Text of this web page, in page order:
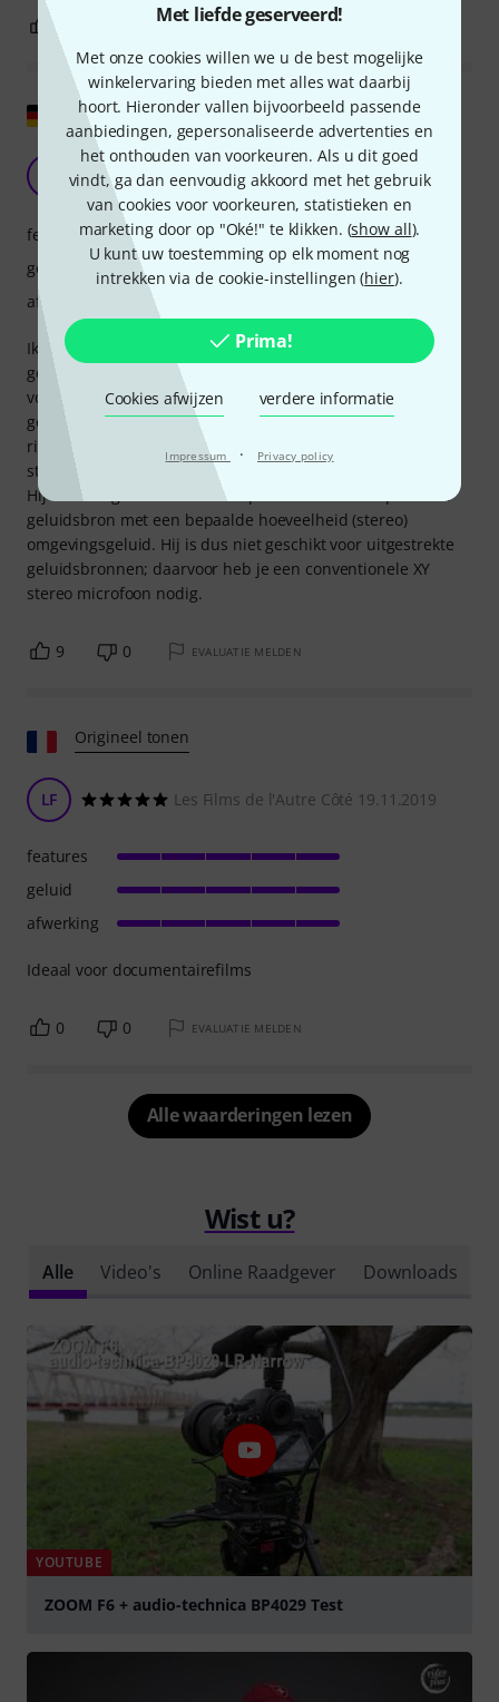
Met liefde geserveerd!
Met onze cookies willen we u de best mogelijke
winkelervaring bieden met alles wat daarbij
hoort. Hieronder vallen bijvoorbeeld passende
aanbiedingen, gepersonaliseerde advertenties en
het onthouden van voorkeuren. Als u dit goed
vindt, ga dan eenvoudig akkoord met het gebruik
van cookies voor voorkeuren, statistieken en
marketing door op "Oké!" te klikken. (show all).
U kunt uw toestemming op elk moment nog
intrekken via de cookie-instellingen (hier).
Prima!
Cookies afwijzen verdere informatie
Impressum · Privacy policy
EVALUATIE MELDEN
Origineel tonen
Schitterende microfoon
Markus544 01.06.2012
Ik heb hem nu vier jaar – hij is sindsdien een stuk duurder
geworden – maar hij is het geld waard. Ik gebruik hem
vooral voor video-audio en veldopnames. De
geluidskwaliteit is fantastisch. Omdat het een
richtmicrofoon is met een extra figuur-8 capsule (MS
stereo), moet je geen erg brede opnamehoek verwachten.
Hij is beter geschikt voor het opnemen van een specifieke
geluidsbron met een bepaalde hoeveelheid (stereo)
omgevingsgeluid. Hij is dus niet geschikt voor uitgestrekte
geluidsbronnen; daarvoor heb je een conventionele XY
stereo microfoon nodig.
features
geluid
afwerking
9 0 EVALUATIE MELDEN
Origineel tonen
LF Les Films de l'Autre Côté 19.11.2019
Ideaal voor documentairefilms
features
geluid
afwerking
0 0 EVALUATIE MELDEN
Alle waarderingen lezen
Wist u?
Alle Video's Online Raadgever Downloads
YOUTUBE
ZOOM F6 + audio-technica BP4029 Test